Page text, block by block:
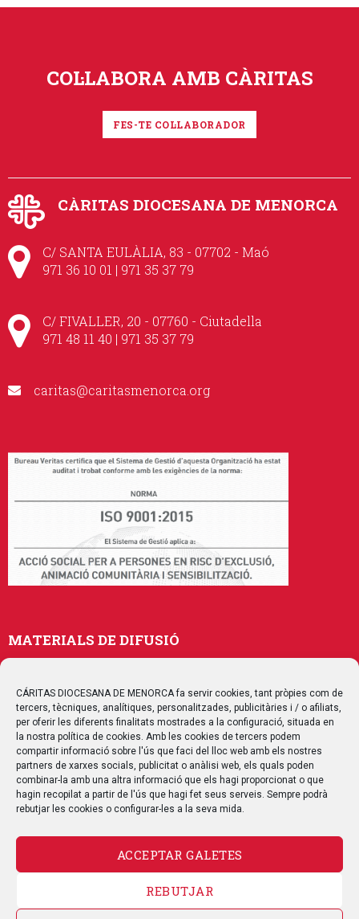
CÁRITAS DIOCESANA DE MENORCA fa servir cookies, tant pròpies com de
tercers, tècniques, analítiques, personalitzades, publicitàries i / o afiliats,
per oferir les diferents finalitats mostrades a la configuració, situada en
la nostra política de cookies. Amb les cookies de tercers podem
compartir informació sobre l'ús que faci del lloc web amb els nostres
partners de xarxes socials, publicitat o anàlisi web, els quals poden
combinar-la amb una altra informació que els hagi proporcionat o que
hagin recopilat a partir de l'ús que hagi fet seus serveis. Sempre podrà
rebutjar les cookies o configurar-les a la seva mida.
ACCEPTAR GALETES
REBUTJAR
COL·LABORA AMB CÀRITAS
FES-TE COL·LABORADOR
CÀRITAS DIOCESANA DE MENORCA
C/ SANTA EULÀLIA, 83 - 07702 - Maó
971 36 10 01 | 971 35 37 79
C/ FIVALLER, 20 - 07760 - Ciutadella
971 48 11 40 | 971 35 37 79
caritas@caritasmenorca.org
MATERIALS DE DIFUSIÓ
Publicacions
Multimedia
SEGUEIX-NOS
POLÍTICA DE PRIVACITAT